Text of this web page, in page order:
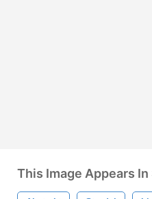
This Image Appears